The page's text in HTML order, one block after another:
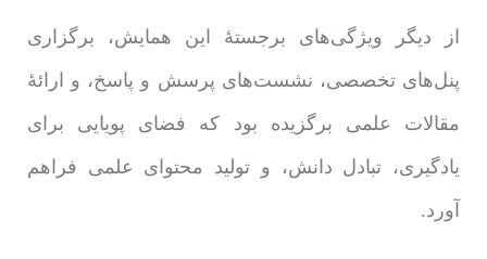
از دیگر ویژگی‌های برجستۀ این همایش، برگزاری
پنل‌های تخصصی، نشست‌های پرسش و پاسخ، و ارائۀ
مقالات علمی برگزیده بود که فضای پویایی برای
یادگیری، تبادل دانش، و تولید محتوای علمی فراهم
آورد.